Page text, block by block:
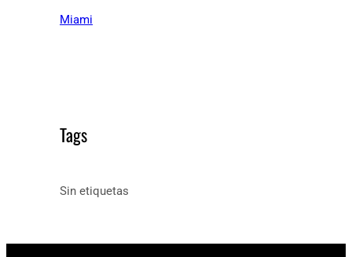
Miami
Tags
Sin etiquetas